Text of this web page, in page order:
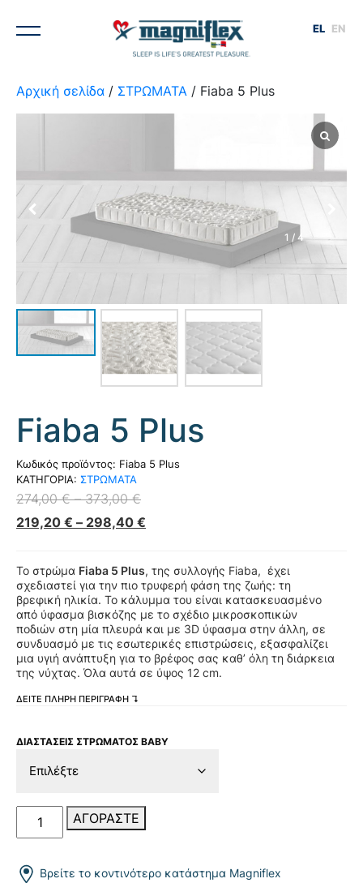
EL EN
Αρχική σελίδα / ΣΤΡΩΜΑΤΑ / Fiaba 5 Plus
1 / 4
Fiaba 5 Plus
Κωδικός προϊόντος: Fiaba 5 Plus
ΚΑΤΗΓΟΡΙΑ: ΣΤΡΩΜΑΤΑ
274,00€–373,00€
219,20 € – 298,40 €
Το στρώμα Fiaba 5 Plus, της συλλογής Fiaba, έχει
σχεδιαστεί για την πιο τρυφερή φάση της ζωής: τη
βρεφική ηλικία. Το κάλυμμα του είναι κατασκευασμένο
από ύφασμα βισκόζης με το σχέδιο μικροσκοπικών
ποδιών στη μία πλευρά και με 3D ύφασμα στην άλλη, σε
συνδυασμό με τις εσωτερικές επιστρώσεις, εξασφαλίζει
μια υγιή ανάπτυξη για το βρέφος σας καθ’ όλη τη διάρκεια
της νύχτας. Όλα αυτά σε ύψος 12 cm.
ΔΕΙΤΕ ΠΛΗΡΗ ΠΕΡΙΓΡΑΦΗ ↴
ΔΙΑΣΤΑΣΕΙΣ ΣΤΡΩΜΑΤΟΣ BABY
Fiaba
5
ποσότητα
ΑΓΟΡΑΣΤΕ
Βρείτε το κοντινότερο κατάστημα Magniflex